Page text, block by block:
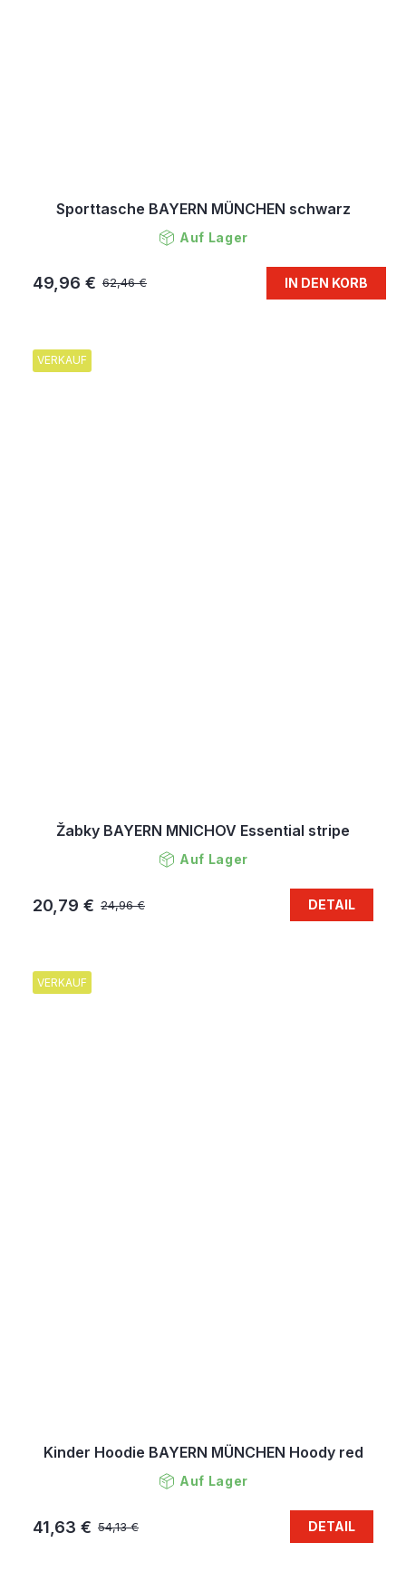
Sporttasche BAYERN MÜNCHEN schwarz
Auf Lager
62,46 €
49,96 € IN DEN KORB
VERKAUF
Žabky BAYERN MNICHOV Essential stripe
Auf Lager
24,96 €
20,79 € DETAIL
VERKAUF
Kinder Hoodie BAYERN MÜNCHEN Hoody red
Auf Lager
54,13 €
41,63 € DETAIL